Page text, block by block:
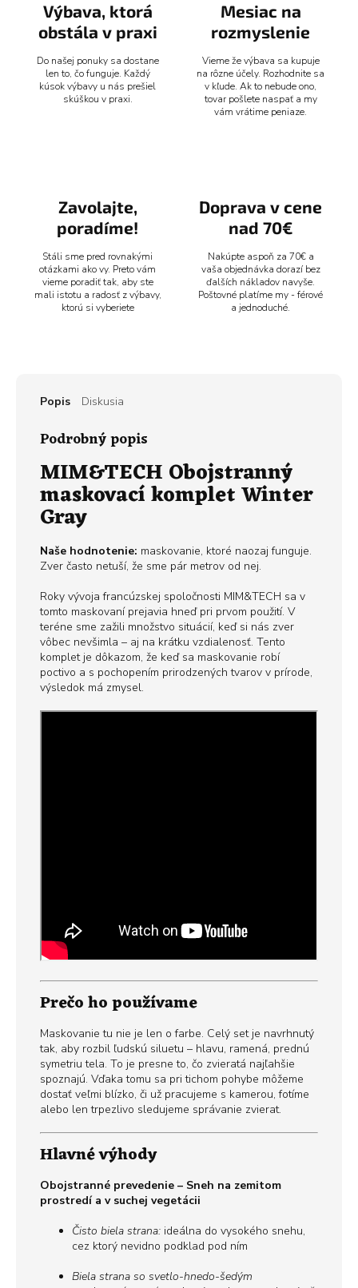
Výbava, ktorá
obstála v praxi
Do našej ponuky sa dostane
len to, čo funguje. Každý
kúsok výbavy u nás prešiel
skúškou v praxi.
Mesiac na
rozmyslenie
Vieme že výbava sa kupuje
na rôzne účely. Rozhodnite sa
v kľude. Ak to nebude ono,
tovar pošlete naspať a my
vám vrátime peniaze.
Zavolajte,
poradíme!
Stáli sme pred rovnakými
otázkami ako vy. Preto vám
vieme poradiť tak, aby ste
mali istotu a radosť z výbavy,
ktorú si vyberiete
Doprava v cene
nad 70€
Nakúpte aspoň za 70€ a
vaša objednávka dorazí bez
ďalších nákladov navyše.
Poštovné platíme my - férové
a jednoduché.
Popis Diskusia
Podrobný popis
MIM&TECH Obojstranný
maskovací komplet Winter
Gray
Naše hodnotenie: maskovanie, ktoré naozaj funguje.
Zver často netuší, že sme pár metrov od nej.
Roky vývoja francúzskej spoločnosti MIM&TECH sa v
tomto maskovaní prejavia hneď pri prvom použití. V
teréne sme zažili množstvo situácií, keď si nás zver
vôbec nevšimla – aj na krátku vzdialenosť. Tento
komplet je dôkazom, že keď sa maskovanie robí
poctivo a s pochopením prirodzených tvarov v prírode,
výsledok má zmysel.
Prečo ho používame
Maskovanie tu nie je len o farbe. Celý set je navrhnutý
tak, aby rozbil ľudskú siluetu – hlavu, ramená, prednú
symetriu tela. To je presne to, čo zvieratá najľahšie
spoznajú. Vďaka tomu sa pri tichom pohybe môžeme
dostať veľmi blízko, či už pracujeme s kamerou, fotíme
alebo len trpezlivo sledujeme správanie zvierat.
Hlavné výhody
Obojstranné prevedenie – Sneh na zemitom
prostredí a v suchej vegetácii
Čisto biela strana: ideálna do vysokého snehu,
cez ktorý nevidno podklad pod ním
Biela strana so svetlo-hnedo-šedým